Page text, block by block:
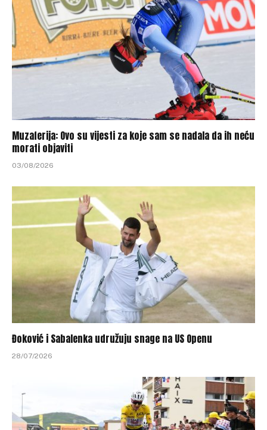
Muzaferija: Ovo su vijesti za koje sam se nadala da ih neću
morati objaviti
03/08/2026
Đoković i Sabalenka udružuju snage na US Openu
28/07/2026